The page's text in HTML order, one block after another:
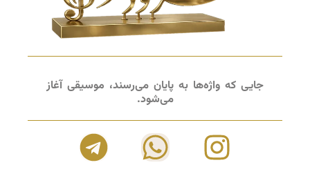
جایی که واژه‌ها به پایان می‌رسند، موسیقی آغاز
می‌شود.